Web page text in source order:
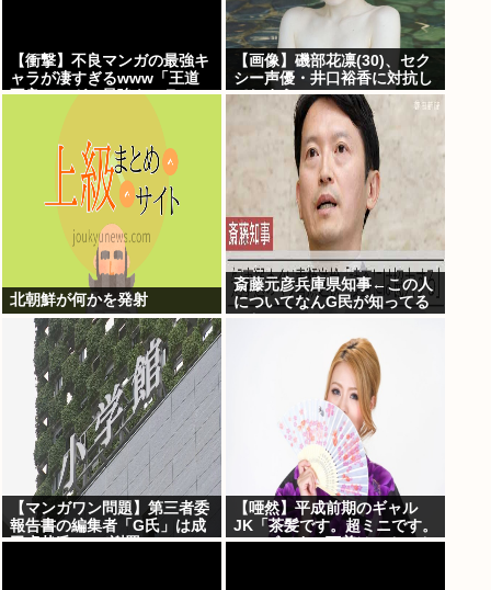
【衝撃】不良マンガの最強キ
ャラが凄すぎるwww「王道
不良マンガの最強キャラTier
【画像】磯部花凛(30)、セク
シー声優・井口裕香に対抗し
てしまうwww
北朝鮮が何かを発射
斎藤元彦兵庫県知事←この人
についてなんG民が知ってる
【マンガワン問題】第三者委
報告書の編集者「G氏」は成
田卓哉氏...Xで謝罪
【唖然】平成前期のギャル
JK「茶髪です。超ミニです。
ルーズです。下着はテカテカ